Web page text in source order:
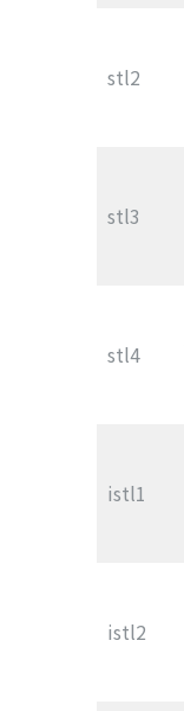
stl2
stl3
stl4
istl1
istl2